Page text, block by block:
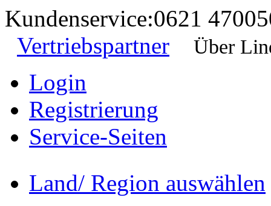
Kundenservice:0621
Vertriebspartner
Über
Login
Registrierung
Service-Seiten
Land/ Region auswählen